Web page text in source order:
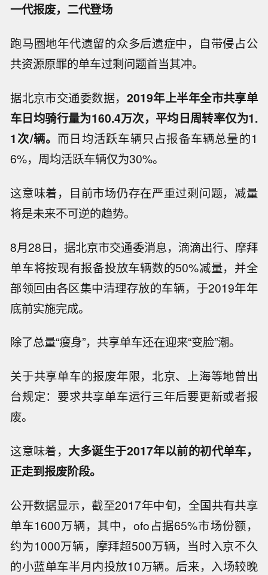
一代报废，二代登场
跑马圈地年代遗留的众多后遗症中，自带侵占公
共资源原罪的单车过剩问题首当其冲。
据北京市交通委数据， 2019年上半年全市共享单
车日均骑行量为160.4万次，平均日周转率仅为1.
1次/辆。 而日均活跃车辆只占报备车辆总量的1
6%，周均活跃车辆仅为30%。
这意味着，目前市场仍存在严重过剩问题，减量
将是未来不可逆的趋势。
8月28日，据北京市交通委消息，滴滴出行、摩拜
单车将按现有报备投放车辆数的50%减量，并全
部领回由各区集中清理存放的车辆，于2019年年
底前实施完成。
除了总量“瘦身”，共享单车还在迎来“变脸”潮。
关于共享单车的报废年限，北京、上海等地曾出
台规定：要求共享单车运行三年后要更新或者报
废。
这意味着，大多诞生于2017年以前的初代单车，
正走到报废阶段。
公开数据显示，截至2017年中旬，全国共有共享
单车1600万辆，其中，ofo占据65%市场份额，
约为1000万辆，摩拜超500万辆，当时入京不久
的小蓝单车半月内投放10万辆。后来，入场较晚